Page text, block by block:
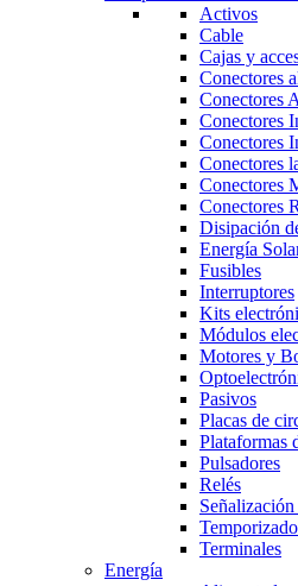
Activos
Cable
Cajas y
Conectores
Conectores
Conectores
Conectores
Conectores
Conectores
Conectores
Disipación
Energía
Fusibles
Interruptores
Kits
Módulos
Motores y
Pasivos
Placas de
Plataformas
Pulsadores
Relés
Terminales
Energía